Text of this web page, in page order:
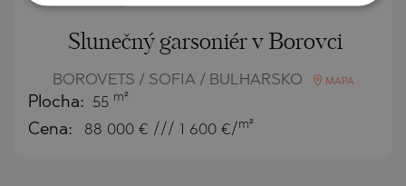
Slunečný garsoniér v Borovci
BOROVETS / SOFIA / BULHARSKO MAPA
Plocha: 55 m²
Cena: 88 000 € /// 1 600 €/ m²